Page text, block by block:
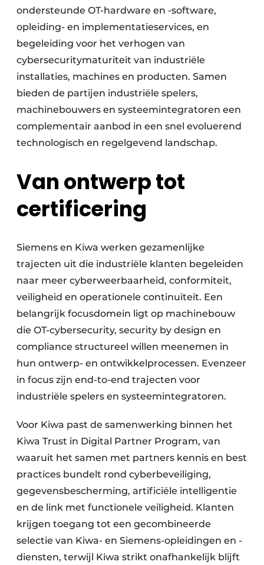
ondersteunde OT-hardware en -software,
opleiding- en implementatieservices, en
begeleiding voor het verhogen van
cybersecuritymaturiteit van industriële
installaties, machines en producten. Samen
bieden de partijen industriële spelers,
machinebouwers en systeemintegratoren een
complementair aanbod in een snel evoluerend
technologisch en regelgevend landschap.
Van ontwerp tot
certificering
Siemens en Kiwa werken gezamenlijke
trajecten uit die industriële klanten begeleiden
naar meer cyberweerbaarheid, conformiteit,
veiligheid en operationele continuïteit. Een
belangrijk focusdomein ligt op machinebouw
die OT-cybersecurity, security by design en
compliance structureel willen meenemen in
hun ontwerp- en ontwikkelprocessen. Evenzeer
in focus zijn end-to-end trajecten voor
industriële spelers en systeemintegratoren.
Voor Kiwa past de samenwerking binnen het
Kiwa Trust in Digital Partner Program, van
waaruit het samen met partners kennis en best
practices bundelt rond cyberbeveiliging,
gegevensbescherming, artificiële intelligentie
en de link met functionele veiligheid. Klanten
krijgen toegang tot een gecombineerde
selectie van Kiwa- en Siemens-opleidingen en -
diensten, terwijl Kiwa strikt onafhankelijk blijft